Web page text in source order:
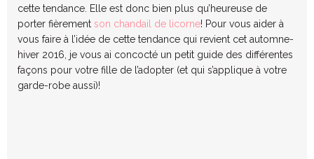
cette tendance. Elle est donc bien plus qu’heureuse de
porter fièrement son chandail de licorne! Pour vous aider à
vous faire à l’idée de cette tendance qui revient cet automne-
hiver 2016, je vous ai concocté un petit guide des différentes
façons pour votre fille de l’adopter (et qui s’applique à votre
garde-robe aussi)!